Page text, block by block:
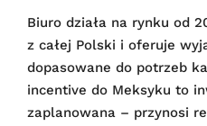
Biuro działa na rynku od
z całej Polski i oferuje
dopasowane do potrzeb
incentive do Meksyku to
zaplanowana – przynosi